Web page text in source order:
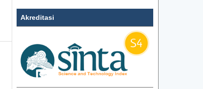
Akreditasi